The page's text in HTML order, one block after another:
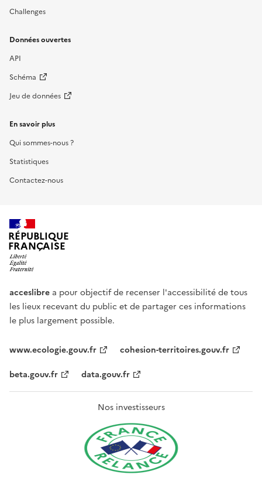
Challenges
Données ouvertes
API
Schéma
Jeu de données
En savoir plus
Qui sommes-nous ?
Statistiques
Contactez-nous
RÉPUBLIQUE
FRANÇAISE
acceslibre a pour objectif de recenser l'accessibilité de tous
les lieux recevant du public et de partager ces informations
le plus largement possible.
www.ecologie.gouv.fr
cohesion-territoires.gouv.fr
beta.gouv.fr
data.gouv.fr
Nos investisseurs